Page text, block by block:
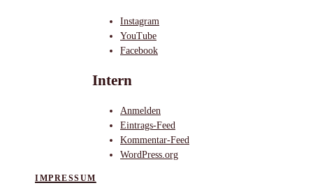
Instagram
YouTube
Facebook
Intern
Anmelden
Eintrags-Feed
Kommentar-Feed
WordPress.org
IMPRESSUM